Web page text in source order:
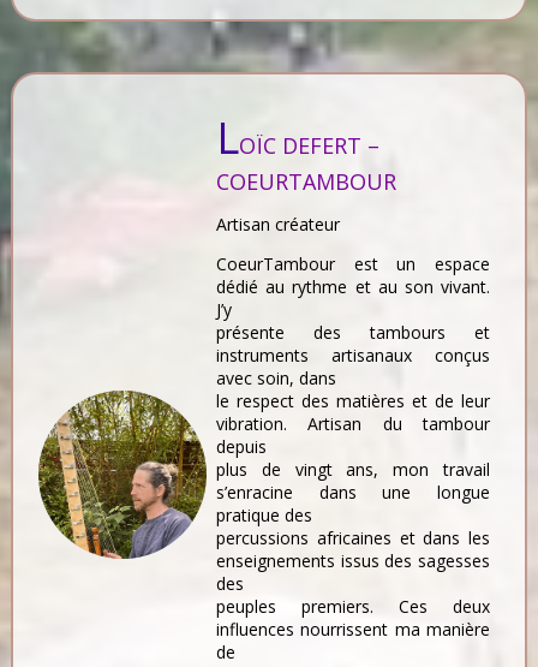
LOÏC DEFERT –
COEURTAMBOUR
Artisan créateur
CoeurTambour est un espace
dédié au rythme et au son vivant.
J’y
présente des tambours et
instruments artisanaux conçus
avec soin, dans
le respect des matières et de leur
vibration. Artisan du tambour
depuis
plus de vingt ans, mon travail
s’enracine dans une longue
pratique des
percussions africaines et dans les
enseignements issus des sagesses
des
peuples premiers. Ces deux
influences nourrissent ma manière
de